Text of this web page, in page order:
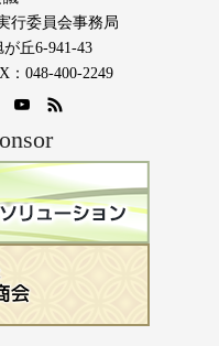
行委員会事務局
丘6-941-43
：048-400-2249